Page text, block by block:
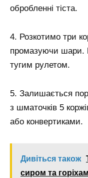
обробленні тіста.
4. Розкотимо три
промазуючи шари.
тугим рулетом.
5. Залишається
з шматочків 5
або конвертиками.
Дивіться також
сиром та